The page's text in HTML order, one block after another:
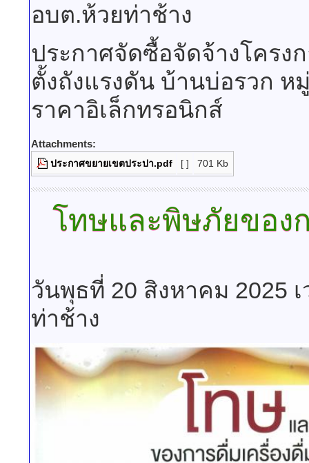
อบต.ห้วยท่าช้าง
ประกาศจัดซื้อจัดจ้างโครง
ตั้งถังแรงดัน บ้านบ่อรวก ห
ราคาอิเล็กทรอนิกส์
Attachments:
ประกาศขยายเขตประปา.pdf [ ] 701 Kb
โทษและพิษภัยของ
วันพุธที่ 20 สิงหาคม 2025
ท่าช้าง